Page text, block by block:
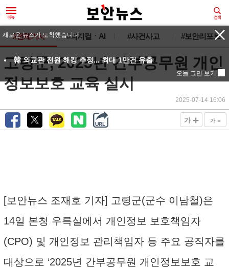
#전체기사 #피지컬ㆍAI #사건사고 #보안리포트
고령군, 2025년 간부공무원 개인
정보보호 교육 실시
2025-07-14 16:06
가 + 가 -
[보안뉴스 조재호 기자] 고령군(군수 이남철)은
14일 본청 우륵실에서 개인정보 보호책임자
(CPO) 및 개인정보 관리책임자 등 주요 공직자를
대상으로 ‘2025년 간부공무원 개인정보보호 교
새로운 뉴스가 도착했습니다.
韓 외교관 전원 해킹 추정... 최대 1만건 유출
오늘 그만 보기